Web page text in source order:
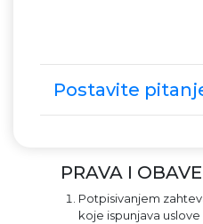
Postavite
PRAVA I
Potpisivanjem
koje ispunjava